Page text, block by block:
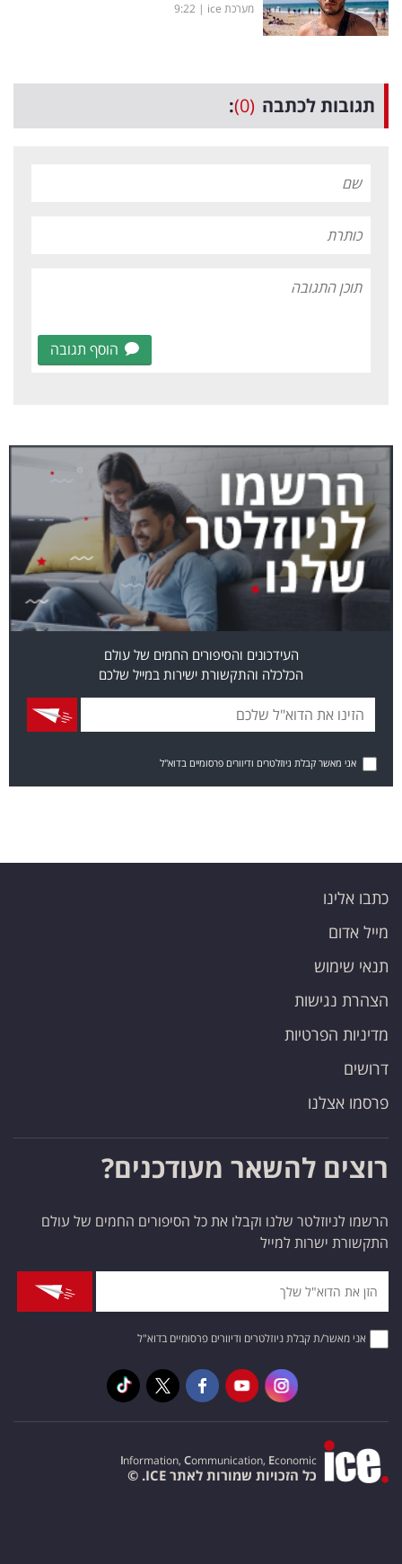
מערכת ice |
9:22
תגובות לכתבה (0)
:
הוסף תגובה
העידכונים והסיפורים החמים של עולם
הכלכלה והתקשורת ישירות במייל שלכם
אני מאשר קבלת ניוזלטרים ודיוורים פרסומיים בדוא"ל
כתבו אלינו
מייל אדום
תנאי שימוש
הצהרת נגישות
מדיניות הפרטיות
דרושים
פרסמו אצלנו
רוצים להשאר מעודכנים?
הרשמו לניוזלטר שלנו וקבלו את כל הסיפורים החמים של עולם
התקשורת ישרות למייל
אני מאשר/ת קבלת ניוזלטרים ודיוורים פרסומיים בדוא"ל
Information, Communication, Economic
כל הזכויות שמורות לאתר ICE. ©